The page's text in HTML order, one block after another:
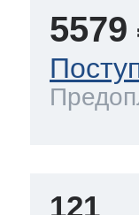
5579
121